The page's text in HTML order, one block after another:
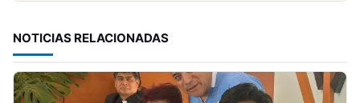
NOTICIAS RELACIONADAS